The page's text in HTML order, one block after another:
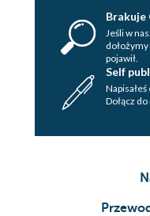
Brakuje
Jeśli w
pojawił.
Self
Dołącz